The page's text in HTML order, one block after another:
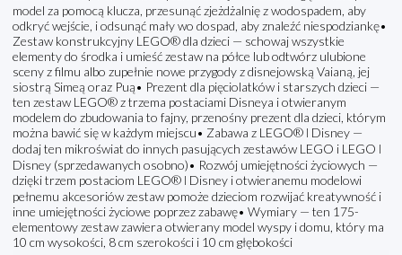
model za pomocą klucza, przesunąć zjeżdżalnię z wodospadem, aby
odkryć wejście, i odsunąć mały wo dospad, aby znaleźć niespodziankę•
Zestaw konstrukcyjny LEGO® dla dzieci — schowaj wszystkie
elementy do środka i umieść zestaw na półce lub odtwórz ulubione
sceny z filmu albo zupełnie nowe przygody z disnejowską Vaianą, jej
siostrą Simeą oraz Puą• Prezent dla pięciolatków i starszych dzieci —
ten zestaw LEGO® z trzema postaciami Disneya i otwieranym
modelem do zbudowania to fajny, przenośny prezent dla dzieci, którym
można bawić się w każdym miejscu• Zabawa z LEGO® ǀ Disney —
dodaj ten mikroświat do innych pasujących zestawów LEGO i LEGO ǀ
Disney (sprzedawanych osobno)• Rozwój umiejętności życiowych —
dzięki trzem postaciom LEGO® ǀ Disney i otwieranemu modelowi
pełnemu akcesoriów zestaw pomoże dzieciom rozwijać kreatywność i
inne umiejętności życiowe poprzez zabawę• Wymiary — ten 175-
elementowy zestaw zawiera otwierany model wyspy i domu, który ma
10 cm wysokości, 8 cm szerokości i 10 cm głębokości